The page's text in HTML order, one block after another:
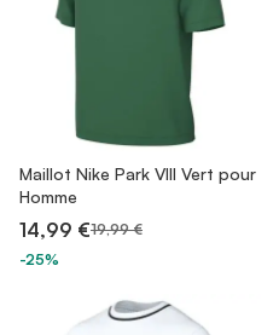
Maillot Nike Park VIII Vert pour
Homme
14,99 €19,99 €
-25%